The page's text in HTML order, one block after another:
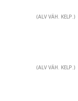
(ALV VÄH. KELP.)
(ALV VÄH. KELP.)